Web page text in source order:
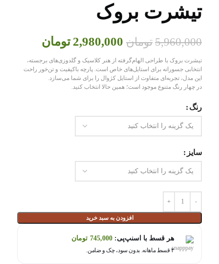
تيشرت بروک
5,960,000 تومان 2,980,000 تومان
تیشرت بروک با طراحی الهام‌گرفته از هنر کلاسیک و گلدوزی‌های برجسته،
انتخابی جسورانه برای استایل‌های خاص است. پارچه باکیفیت و تن‌خور راحت
این مدل، تجربه‌ای متفاوت از استایل کژوال را برای شما می‌سازد.
در چهار رنگ متنوع موجود است؛ همین حالا انتخاب کنید.
رنگ
سایز
افزودن به سبد خرید
هر قسط با اسنپ‌پی: 745,000 تومان
۴ قسط ماهانه. بدون سود، چک و ضامن.